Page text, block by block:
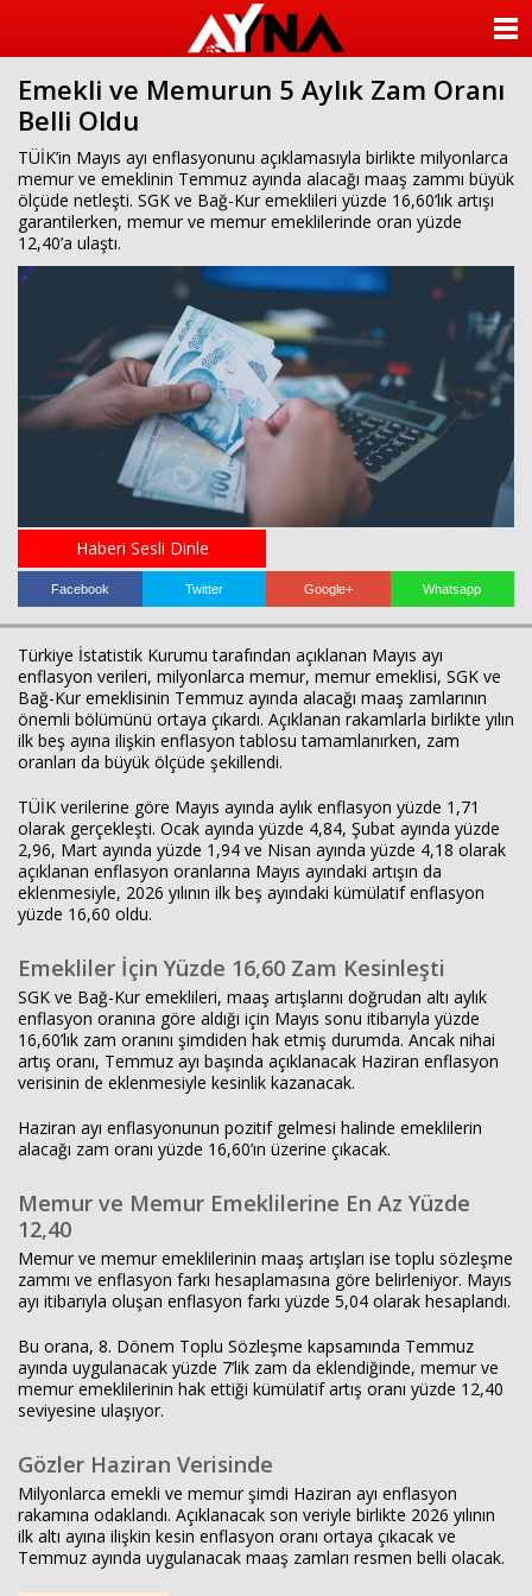
sohbet
cinsel
sohbet
sohbet
mobil
sohbet
islami
sohbetler
Emekli ve Memurun 5 Aylık Zam Oranı
Belli Oldu
TÜİK’in Mayıs ayı enflasyonunu açıklamasıyla birlikte milyonlarca
memur ve emeklinin Temmuz ayında alacağı maaş zammı büyük
ölçüde netleşti. SGK ve Bağ-Kur emeklileri yüzde 16,60’lık artışı
garantilerken, memur ve memur emeklilerinde oran yüzde
12,40’a ulaştı.
Haberi Sesli Dinle
Facebook Twitter Google+ Whatsapp
Türkiye İstatistik Kurumu tarafından açıklanan Mayıs ayı
enflasyon verileri, milyonlarca memur, memur emeklisi, SGK ve
Bağ-Kur emeklisinin Temmuz ayında alacağı maaş zamlarının
önemli bölümünü ortaya çıkardı. Açıklanan rakamlarla birlikte yılın
ilk beş ayına ilişkin enflasyon tablosu tamamlanırken, zam
oranları da büyük ölçüde şekillendi.
TÜİK verilerine göre Mayıs ayında aylık enflasyon yüzde 1,71
olarak gerçekleşti. Ocak ayında yüzde 4,84, Şubat ayında yüzde
2,96, Mart ayında yüzde 1,94 ve Nisan ayında yüzde 4,18 olarak
açıklanan enflasyon oranlarına Mayıs ayındaki artışın da
eklenmesiyle, 2026 yılının ilk beş ayındaki kümülatif enflasyon
yüzde 16,60 oldu.
Emekliler İçin Yüzde 16,60 Zam Kesinleşti
SGK ve Bağ-Kur emeklileri, maaş artışlarını doğrudan altı aylık
enflasyon oranına göre aldığı için Mayıs sonu itibarıyla yüzde
16,60’lık zam oranını şimdiden hak etmiş durumda. Ancak nihai
artış oranı, Temmuz ayı başında açıklanacak Haziran enflasyon
verisinin de eklenmesiyle kesinlik kazanacak.
Haziran ayı enflasyonunun pozitif gelmesi halinde emeklilerin
alacağı zam oranı yüzde 16,60’ın üzerine çıkacak.
Memur ve Memur Emeklilerine En Az Yüzde
12,40
Memur ve memur emeklilerinin maaş artışları ise toplu sözleşme
zammı ve enflasyon farkı hesaplamasına göre belirleniyor. Mayıs
ayı itibarıyla oluşan enflasyon farkı yüzde 5,04 olarak hesaplandı.
Bu orana, 8. Dönem Toplu Sözleşme kapsamında Temmuz
ayında uygulanacak yüzde 7’lik zam da eklendiğinde, memur ve
memur emeklilerinin hak ettiği kümülatif artış oranı yüzde 12,40
seviyesine ulaşıyor.
Gözler Haziran Verisinde
Milyonlarca emekli ve memur şimdi Haziran ayı enflasyon
rakamına odaklandı. Açıklanacak son veriyle birlikte 2026 yılının
ilk altı ayına ilişkin kesin enflasyon oranı ortaya çıkacak ve
Temmuz ayında uygulanacak maaş zamları resmen belli olacak.
KATEGORİLER
ANKETLER
KÜNYE
İLETİŞİM
Haberin Doğru Adresi.